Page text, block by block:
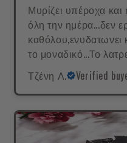
Μυρίζει υπέροχα
όλη την ημέρα...δεν
καθόλου,ενυδατωνει
το μοναδικό...Το
Τζένη Λ.
Verified